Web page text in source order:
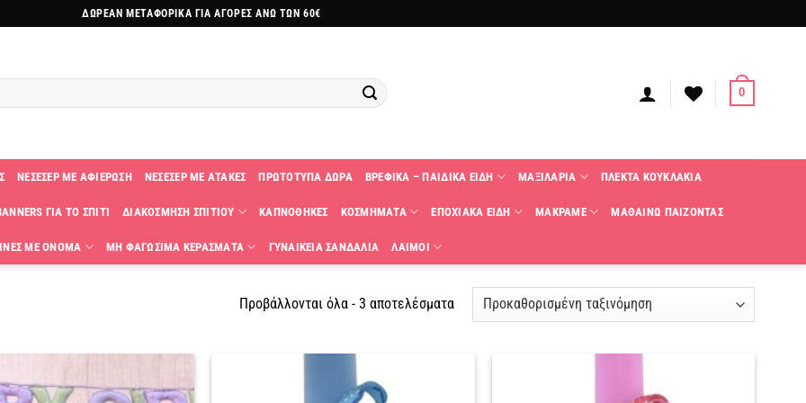
ΔΩΡΕΑΝ ΜΕΤΑΦΟΡΙΚΑ ΓΙΑ ΑΓΟΡΕΣ ΑΝΩ ΤΩΝ 60€
0
ΝΕΣΕΣΕΡ ΜΕ ΑΦΙΕΡΩΣΗ ΝΕΣΕΣΕΡ ΜΕ ΑΤΑΚΕΣ ΠΡΩΤΟΤΥΠΑ ΔΩΡΑ ΒΡΕΦΙΚΑ – ΠΑΙΔΙΚΑ ΕΙΔΗ ΜΑΞΙΛΑΡΙΑ ΠΛΕΚΤΑ KΟΥΚΛΑΚΙΑ
ΓΙΑ ΤΟ ΣΠΙΤΙ ΔΙΑΚΟΣΜΗΣΗ ΣΠΙΤΙΟΥ ΚΑΠΝΟΘΗΚΕΣ ΚΟΣΜΗΜΑΤΑ ΕΠΟΧΙΑΚΑ ΕΙΔΗ ΜΑΚΡΑΜΕ ΜΑΘΑΙΝΩ ΠΑΙΖΟΝΤΑΣ
ΜΕ ΟΝΟΜΑ ΜΗ ΦΑΓΩΣΙΜΑ ΚΕΡΑΣΜΑΤΑ ΓΥΝΑΙΚΕΙΑ ΣΑΝΔΑΛΙΑ ΛΑΙΜΟΙ
Προβάλλονται όλα - 3 αποτελέσματα